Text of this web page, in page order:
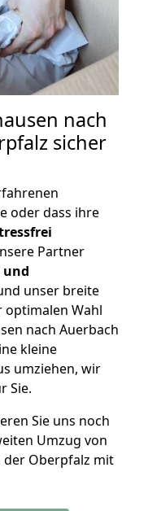
nach
sicher
oder dass ihre
Partner
und
unser breite
optimalen Wahl
nach Auerbach
kleine
umziehen, wir
Sie.
Sie uns noch
Umzug von
der Oberpfalz mit